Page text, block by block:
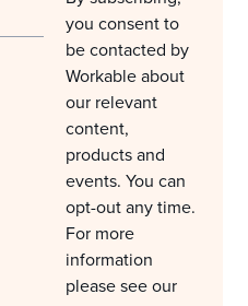
you consent to
be contacted by
Workable about
our relevant
content,
products and
events. You can
opt-out any time.
For more
information
please see our